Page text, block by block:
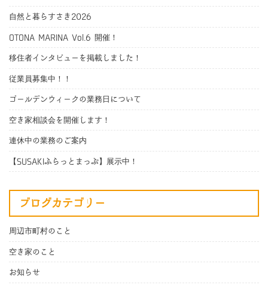
自然と暮らすさき2026
OTONA MARINA Vol.6 開催！
移住者インタビューを掲載しました！
従業員募集中！！
ゴールデンウィークの業務日について
空き家相談会を開催します！
連休中の業務のご案内
【SUSAKIふらっとまっぷ】展示中！
ブログカテゴリー
周辺市町村のこと
空き家のこと
お知らせ